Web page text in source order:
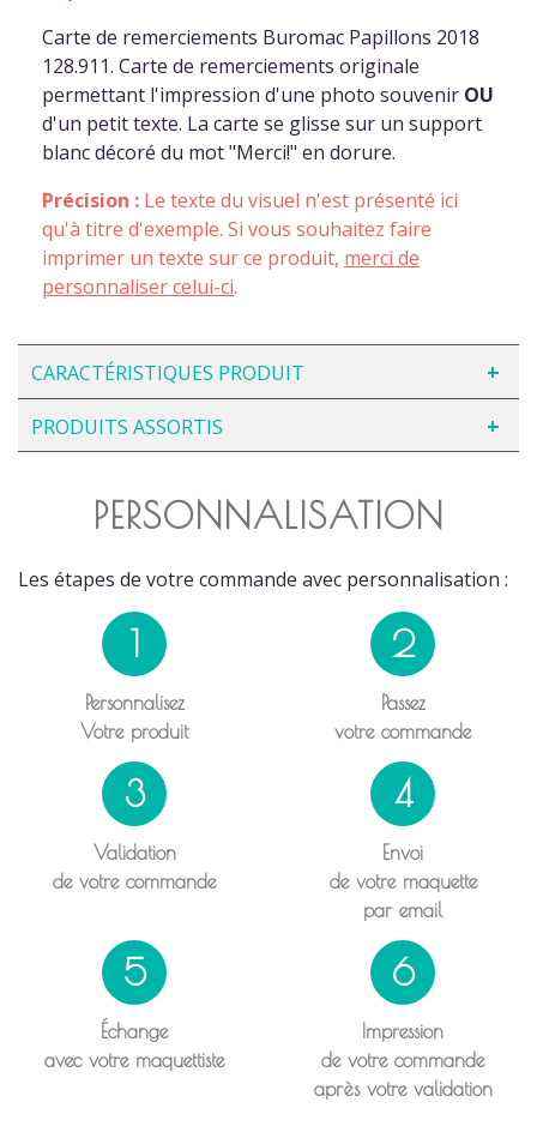
Carte de remerciements Buromac Papillons 2018
128.911. Carte de remerciements originale
permettant l'impression d'une photo souvenir OU
d'un petit texte. La carte se glisse sur un support
blanc décoré du mot "Merci!" en dorure.
Précision : Le texte du visuel n'est présenté ici
qu'à titre d'exemple. Si vous souhaitez faire
imprimer un texte sur ce produit, merci de
personnaliser celui-ci.
CARACTÉRISTIQUES PRODUIT
PRODUITS ASSORTIS
PERSONNALISATION
Les étapes de votre commande avec personnalisation :
1
Personnalisez
Votre produit
2
Passez
votre commande
3
Validation
de votre commande
4
Envoi
de votre maquette
par email
5
Échange
avec votre maquettiste
6
Impression
de votre commande
après votre validation